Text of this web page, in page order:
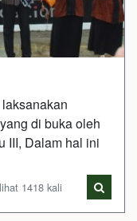
di buka oleh
III, Dalam hal ini
1418 kali